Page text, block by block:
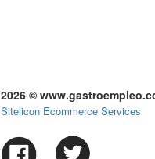
2026 ©
Sitelicon Ecommerce Services